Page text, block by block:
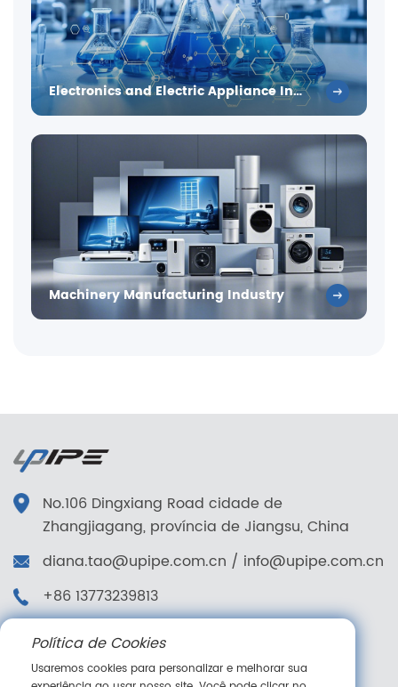
Electronics and Electric Appliance Industry
Machinery Manufacturing Industry
No.106 Dingxiang Road cidade de
Zhangjiagang, província de Jiangsu, China
diana.tao@upipe.com.cn / info@upipe.com.cn
+86 13773239813
+86 13773239813
Siga-nos
Política de Cookies
Usaremos cookies para personalizar e melhorar sua